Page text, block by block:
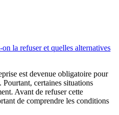
la refuser et quelles alternatives
est devenue obligatoire pour
Pourtant, certaines situations
Avant de refuser cette
de comprendre les conditions